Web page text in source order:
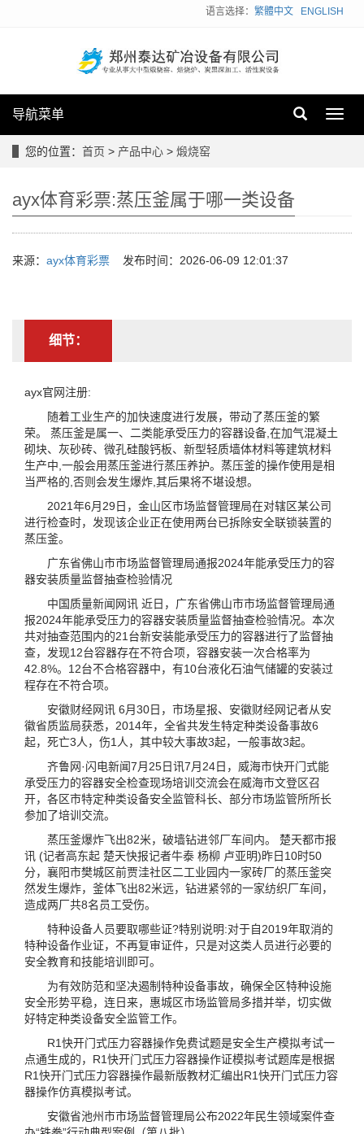
语言选择： 繁體中文 ENGLISH
导航菜单
您的位置： 首页 > 产品中心 > 煅烧窑
ayx体育彩票:蒸压釜属于哪一类设备
来源： ayx体育彩票 发布时间：2026-06-09 12:01:37
细节：
ayx官网注册:
随着工业生产的加快速度进行发展，带动了蒸压釜的繁
荣。 蒸压釜是属一、二类能承受压力的容器设备,在加气混凝土
砌块、灰砂砖、微孔硅酸钙板、新型轻质墙体材料等建筑材料
生产中,一般会用蒸压釜进行蒸压养护。蒸压釜的操作使用是相
当严格的,否则会发生爆炸,其后果将不堪设想。
2021年6月29日，金山区市场监督管理局在对辖区某公司
进行检查时，发现该企业正在使用两台已拆除安全联锁装置的
蒸压釜。
广东省佛山市市场监督管理局通报2024年能承受压力的容
器安装质量监督抽查检验情况
中国质量新闻网讯 近日，广东省佛山市市场监督管理局通
报2024年能承受压力的容器安装质量监督抽查检验情况。本次
共对抽查范围内的21台新安装能承受压力的容器进行了监督抽
查，发现12台容器存在不符合项，容器安装一次合格率为
42.8%。12台不合格容器中，有10台液化石油气储罐的安装过
程存在不符合项。
安徽财经网讯 6月30日，市场星报、安徽财经网记者从安
徽省质监局获悉，2014年，全省共发生特定种类设备事故6
起，死亡3人，伤1人，其中较大事故3起，一般事故3起。
齐鲁网·闪电新闻7月25日讯7月24日，威海市快开门式能
承受压力的容器安全检查现场培训交流会在威海市文登区召
开，各区市特定种类设备安全监管科长、部分市场监管所所长
参加了培训交流。
蒸压釜爆炸飞出82米，破墙钻进邻厂车间内。 楚天都市报
讯 (记者高东起 楚天快报记者牛泰 杨柳 卢亚明)昨日10时50
分，襄阳市樊城区前贾洼社区二工业园内一家砖厂的蒸压釜突
然发生爆炸，釜体飞出82米远，钻进紧邻的一家纺织厂车间，
造成两厂共8名员工受伤。
特种设备人员要取哪些证?特别说明:对于自2019年取消的
特种设备作业证，不再复审证件，只是对这类人员进行必要的
安全教育和技能培训即可。
为有效防范和坚决遏制特种设备事故，确保全区特种设施
安全形势平稳，连日来，惠城区市场监管局多措并举，切实做
好特定种类设备安全监管工作。
R1快开门式压力容器操作免费试题是安全生产模拟考试一
点通生成的，R1快开门式压力容器操作证模拟考试题库是根据
R1快开门式压力容器操作最新版教材汇编出R1快开门式压力容
器操作仿真模拟考试。
安徽省池州市市场监督管理局公布2022年民生领域案件查